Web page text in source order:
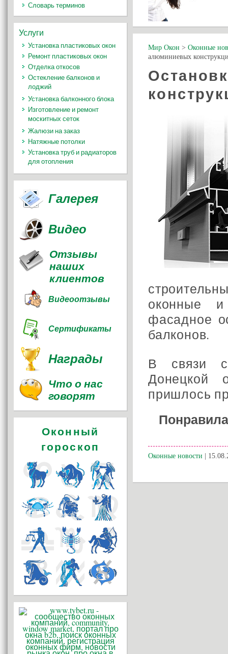
Мир Окон > Оконные
алюминиевых
оконные
фасадное
балконов.
В связи с
Донецкой
пришлось
Оконные новости |
Словарь терминов
Услуги
Установка пластиковых окон
Ремонт пластиковых окон
Отделка откосов
Остекление балконов и
лоджий
Установка балконного блока
Изготовление и ремонт
москитных сеток
Жалюзи на заказ
Натяжные потолки
Установка труб и радиаторов
для отопления
Галерея
Видео
Отзывы
наших
клиентов
Видеоотзывы
Сертификаты
Награды
Что о нас
говорят
Оконный
гороскоп